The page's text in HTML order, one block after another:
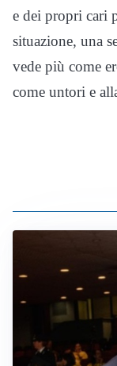
e dei propri cari
situazione, una
vede più come
come untori e